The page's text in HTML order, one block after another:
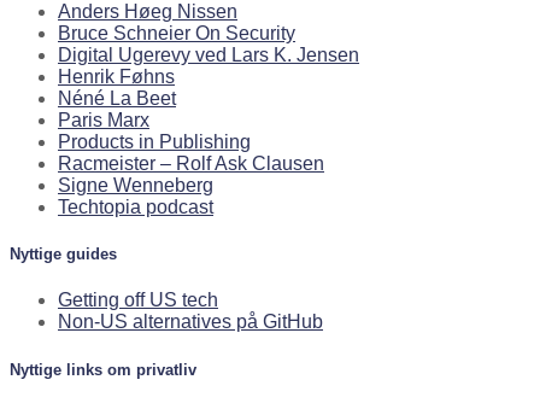
Anders Høeg Nissen
Bruce Schneier On Security
Digital Ugerevy ved Lars K. Jensen
Henrik Føhns
Néné La Beet
Paris Marx
Products in Publishing
Racmeister – Rolf Ask Clausen
Signe Wenneberg
Techtopia podcast
Nyttige guides
Getting off US tech
Non-US alternatives på GitHub
Nyttige links om privatliv